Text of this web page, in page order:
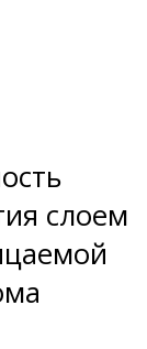
слоем